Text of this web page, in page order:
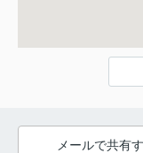
メールで共有